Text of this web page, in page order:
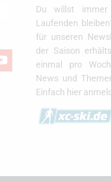
Du willst
Laufenden
für unseren
der Saison
einmal pro
News und
Einfach hier